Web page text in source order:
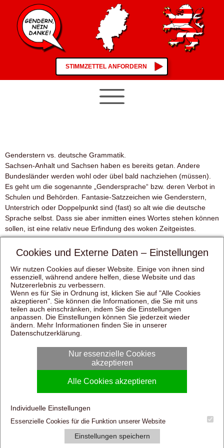
STIMMZETTEL ANFORDERN
Genderstern vs. deutsche Grammatik.
Sachsen-Anhalt und Sachsen haben es bereits getan. Andere
Bundesländer werden wohl oder übel bald nachziehen (müssen).
Es geht um die sogenannte „Gendersprache“ bzw. deren Verbot in
Schulen und Behörden. Fantasie-Satzzeichen wie Genderstern,
Unterstrich oder Doppelpunkt sind (fast) so alt wie die deutsche
Sprache selbst. Dass sie aber inmitten eines Wortes stehen können
sollen, ist eine relativ neue Erfindung des woken Zeitgeistes.
Cookies und Externe Daten – Einstellungen
Wir nutzen Cookies auf dieser Website. Einige von ihnen sind
essenziell, während andere helfen, diese Website und das
Nutzererlebnis zu verbessern.
Wenn es für Sie in Ordnung ist, klicken Sie auf "Alle Cookies
akzeptieren". Sie können die Informationen, die Sie mit uns
teilen auch einschränken, indem Sie die Einstellungen
anpassen. Die Einstellungen können Sie jederzeit wieder
ändern. Mehr Informationen finden Sie in unserer
Datenschutzerklärung
Nur essenzielle Cookies
akzeptieren
Alle Cookies akzeptieren
Individuelle Einstellungen
Essenzielle Cookies für die Funktion unserer Website
Einstellungen speichern